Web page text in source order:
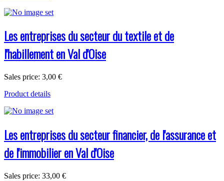
Les entreprises du secteur du textile et de
l'habillement en Val d'Oise
Sales price: 3,00 €
Product details
Les entreprises du secteur financier, de l'assurance et
de l'immobilier en Val d'Oise
Sales price: 33,00 €